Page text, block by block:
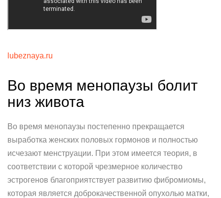
lubeznaya.ru
Во время менопаузы болит
низ живота
Во время менопаузы постепенно прекращается
выработка женских половых гормонов и полностью
исчезают менструации. При этом имеется теория, в
соответствии с которой чрезмерное количество
эстрогенов благоприятствует развитию фибромиомы,
которая является доброкачественной опухолью матки,